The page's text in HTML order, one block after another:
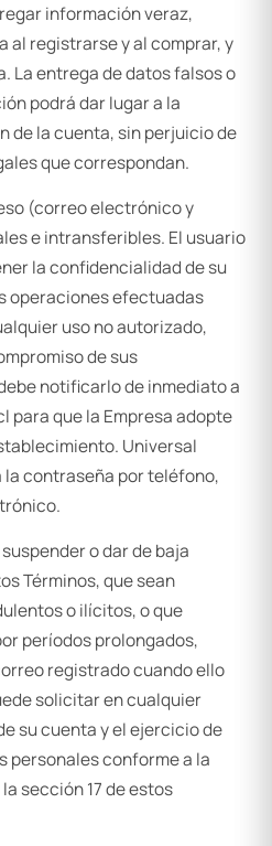
información veraz,
al registrarse y al comprar, y
La entrega de datos falsos o
podrá dar lugar a la
de la cuenta, sin perjuicio de
que correspondan.
(correo electrónico y
e intransferibles. El usuario
la confidencialidad de su
operaciones efectuadas
uso no autorizado,
de sus
notificarlo de inmediato a
para que la Empresa adopte
Universal
contraseña por teléfono,
o dar de baja
Términos, que sean
o ilícitos, o que
períodos prolongados,
registrado cuando ello
solicitar en cualquier
su cuenta y el ejercicio de
personales conforme a la
sección 17 de estos